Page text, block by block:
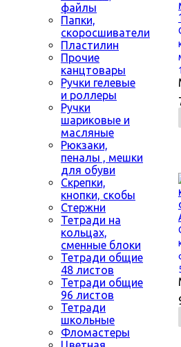
файлы
Папки,
скоросшиватели
Пластилин
Прочие
канцтовары
Ручки гелевые
и роллеры
Ручки
шариковые и
масляные
Рюкзаки,
пеналы , мешки
для обуви
Скрепки,
кнопки, скобы
Стержни
Тетради на
кольцах,
сменные блоки
Тетради общие
48 листов
Тетради общие
96 листов
Тетради
школьные
Фломастеры